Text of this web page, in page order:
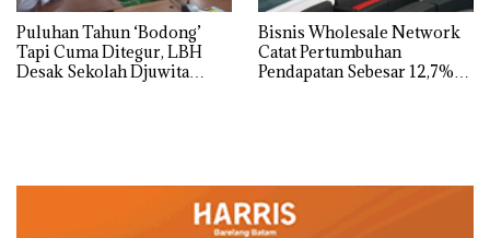
Puluhan Tahun ‘Bodong’
Tapi Cuma Ditegur, LBH
Desak Sekolah Djuwita
Bisnis Wholesale Network
Catat Pertumbuhan
Pendapatan Sebesar 12,7%